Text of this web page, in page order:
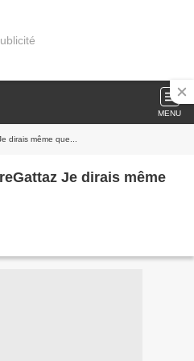
MENU
dirais même que...
Je dirais même